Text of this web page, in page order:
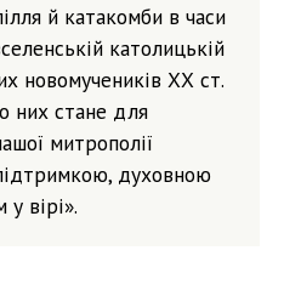
й катакомби в часи
католицькій
новомучеників ХХ ст.
них стане для
митрополії
духовною
вірі».